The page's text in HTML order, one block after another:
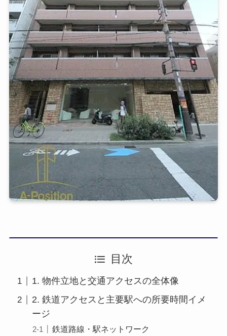
目次
1. 物件立地と交通アクセスの全体像
2. 鉄道アクセスと主要駅への所要時間イメ
ージ
鉄道路線・駅ネットワーク